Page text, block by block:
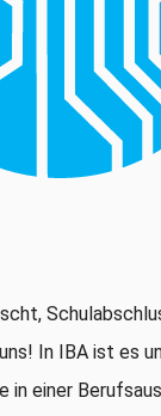
In IBA ist es
in einer